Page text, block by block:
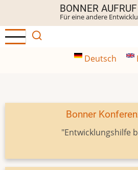
Inhalt
BONNER AUFRUF
Für eine andere
Deutsch
Bonner
"Entwicklungshilfe